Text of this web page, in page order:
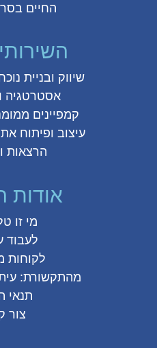
החיים
שיווק ובניית
אסטרטגיה
קמפיינים
עיצוב ופיתוח
הרצאות
אודות
מי זו
לעבוד
לקוחות
מהתקשורת:
תנאי
צור